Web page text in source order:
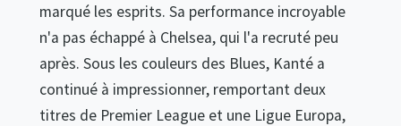
marqué les esprits. Sa performance incroyable
n'a pas échappé à Chelsea, qui l'a recruté peu
après. Sous les couleurs des Blues, Kanté a
continué à impressionner, remportant deux
titres de Premier League et une Ligue Europa,